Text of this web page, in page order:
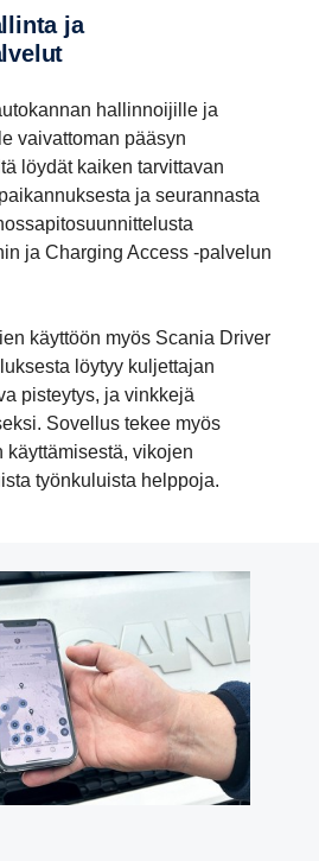
hallinnoijille ja
vaivattoman pääsyn
löydät kaiken tarvittavan
ja seurannasta
ja Charging Access -palvelun
käyttöön myös Scania Driver
löytyy kuljettajan
pisteytys, ja vinkkejä
Sovellus tekee myös
käyttämisestä, vikojen
työnkuluista helppoja.